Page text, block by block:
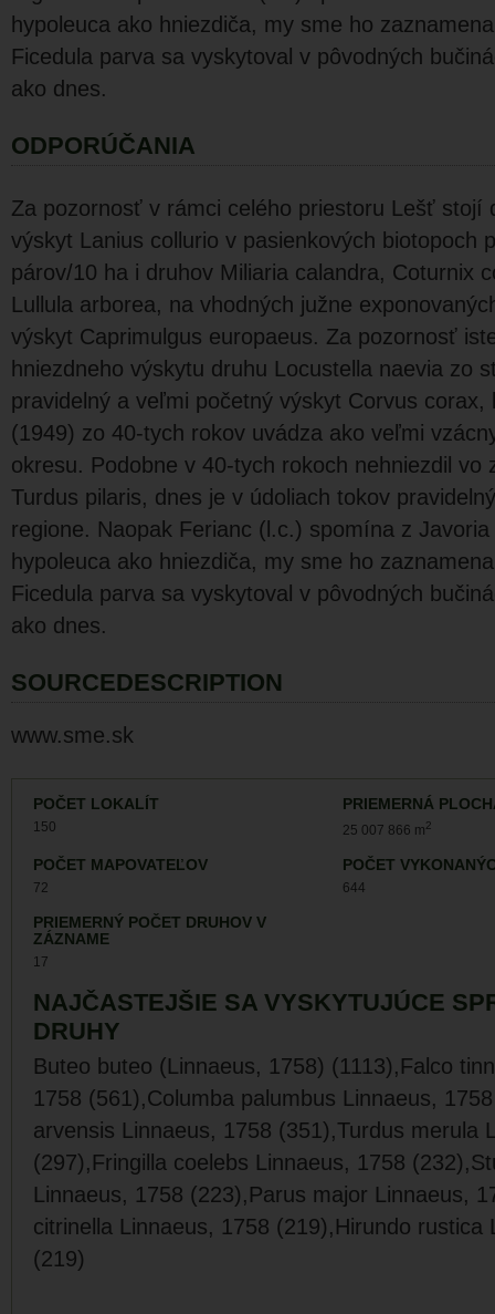
hypoleuca ako hniezdiča, my sme ho
Ficedula parva sa vyskytoval v pôvodných
ako dnes.
ODPORÚČANIA
Za pozornosť v rámci celého priestoru Lešť stojí
výskyt Lanius collurio v pasienkových biotopoch
párov/10 ha i druhov Miliaria calandra, Coturnix
Lullula arborea, na vhodných južne
výskyt Caprimulgus europaeus. Za pozornosť
hniezdneho výskytu druhu Locustella naevia zo
pravidelný a veľmi početný výskyt Corvus corax,
(1949) zo 40-tych rokov uvádza ako veľmi
okresu. Podobne v 40-tych rokoch nehniezdil vo
Turdus pilaris, dnes je v údoliach tokov
regione. Naopak Ferianc (l.c.) spomína z
hypoleuca ako hniezdiča, my sme ho
Ficedula parva sa vyskytoval v pôvodných
ako dnes.
SOURCEDESCRIPTION
www.sme.sk
POČET LOKALÍT
150
PRIEMERNÁ
25 007 866 m2
POČET MAPOVATEĽOV
72
POČET
644
PRIEMERNÝ POČET DRUHOV V
ZÁZNAME
17
NAJČASTEJŠIE SA VYSKYTUJÚCE
DRUHY
Buteo buteo (Linnaeus, 1758) (1113),Falco
1758 (561),Columba palumbus Linnaeus,
arvensis Linnaeus, 1758 (351),Turdus merula
(297),Fringilla coelebs Linnaeus, 1758
Linnaeus, 1758 (223),Parus major Linnaeus,
citrinella Linnaeus, 1758 (219),Hirundo rustica
(219)